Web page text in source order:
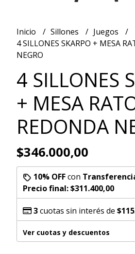
Inicio Sillones
Juegos
4 SILLONES SKARPO + MESA
NEGRO
4 SILLONES
+ MESA
REDONDA
$346.000,00
10% OFFcon
Precio final:$311.400,00
3cuotas sin interés de
Ver cuotas y descuentos